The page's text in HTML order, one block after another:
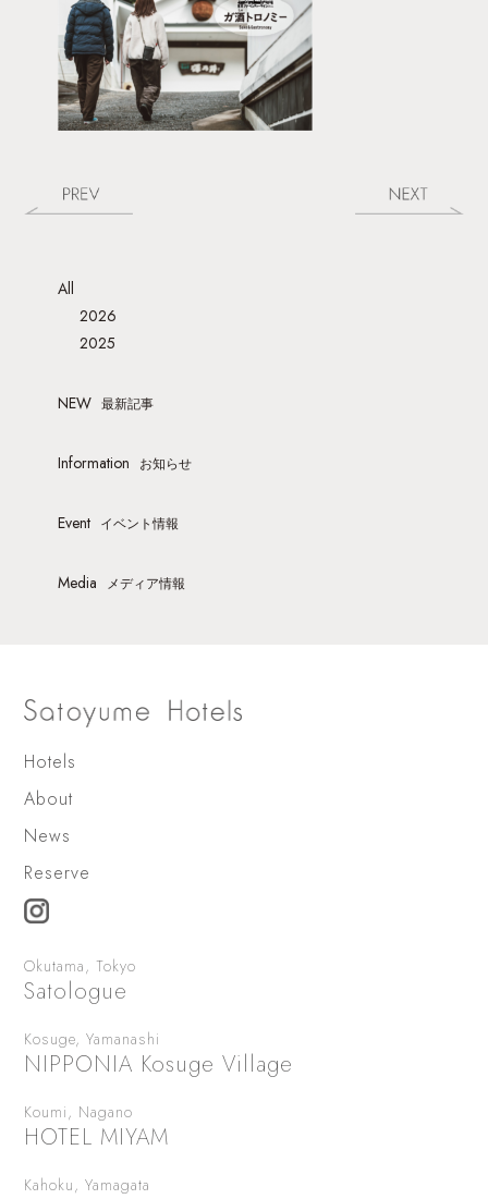
All
2026
2025
NEW 最新記事
Information お知らせ
Event イベント情報
Media メディア情報
Hotels
About
News
Reserve
Okutama, Tokyo
Satologue
Kosuge, Yamanashi
NIPPONIA Kosuge Village
Koumi, Nagano
HOTEL MIYAM
Kahoku, Yamagata